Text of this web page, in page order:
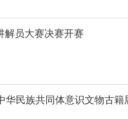
解员大赛决赛开赛
华民族共同体意识文物古